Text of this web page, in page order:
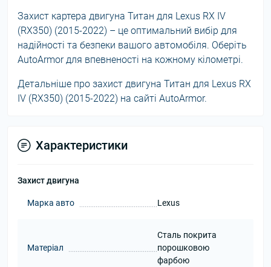
Захист картера двигуна Титан для Lexus RX IV
(RX350) (2015-2022) – це оптимальний вибір для
надійності та безпеки вашого автомобіля. Оберіть
AutoArmor для впевненості на кожному кілометрі.
Детальніше про захист двигуна Титан для Lexus RX
IV (RX350) (2015-2022) на сайті AutoArmor.
Характеристики
Захист двигуна
Марка авто Lexus
Матеріал
Сталь покрита
порошковою
фарбою